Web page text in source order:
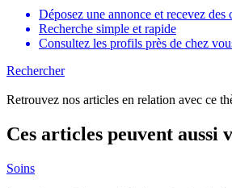
Déposez une annonce et recevez des
Recherche simple et rapide
Consultez les profils près de chez
Rechercher
Retrouvez nos articles en relation avec ce
Ces articles peuvent aussi
Soins